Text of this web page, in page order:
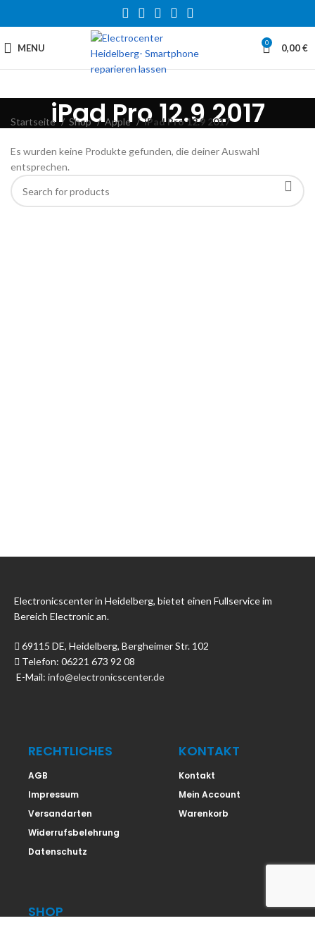
MENU 0 0,00€
iPad Pro 12.9 2017
Startseite Shop Apple iPad Pro 12.9 2017
Es wurden keine Produkte gefunden, die deiner Auswahl
entsprechen.
Electronicscenter in Heidelberg, bietet einen Fullservice im
Bereich Electronic an.
69115 DE, Heidelberg, Bergheimer Str. 102
Telefon: 06221 673 92 08
E-Mail:info@electronicscenter.de
RECHTLICHES
AGB
Impressum
Versandarten
Widerrufsbelehrung
Datenschutz
KONTAKT
Kontakt
Mein Account
Warenkorb
SHOP